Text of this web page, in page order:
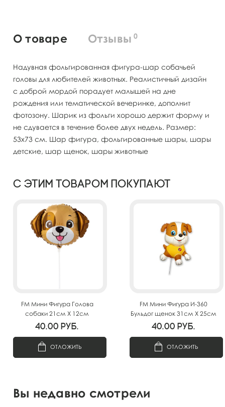
О товаре Отзывы 0
Надувная фольгированная фигура-шар собачьей
головы для любителей животных. Реалистичный дизайн
с доброй мордой порадует малышей на дне
рождения или тематической вечеринке, дополнит
фотозону. Шарик из фольги хорошо держит форму и
не сдувается в течение более двух недель. Размер:
53х73 см. Шар фигура, фольгированные шары, шары
детские, шар щенок, шары животные
С этим товаром покупают
FM Мини Фигура Голова
собаки 21см Х 12см
40.00 руб.
ОТЛОЖИТЬ
FM Мини Фигура И-360
Бульдог щенок 31см Х 25см
40.00 руб.
ОТЛОЖИТЬ
Вы недавно смотрели